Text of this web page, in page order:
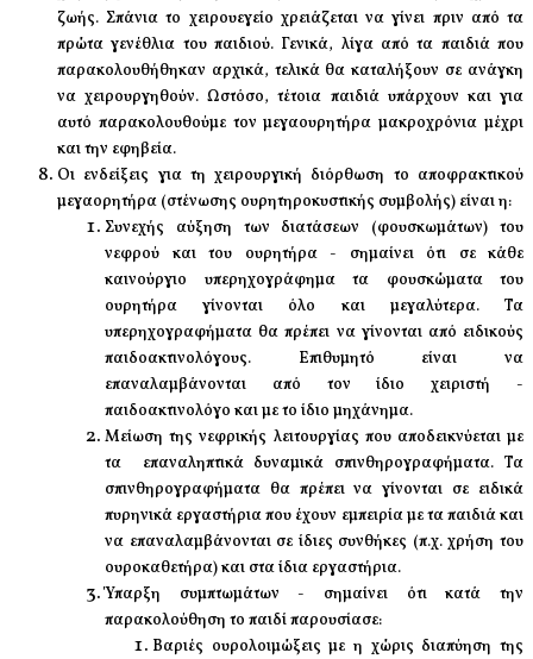
ζωής. Σπάνια το χειρουεγείο χρειάζεται να γίνει πριν από τα
πρώτα γενέθλια του παιδιού. Γενικά, λίγα από τα παιδιά που
παρακολουθήθηκαν αρχικά, τελικά θα καταλήξουν σε ανάγκη
να χειρουργηθούν. Ωστόσο, τέτοια παιδιά υπάρχουν και για
αυτό παρακολουθούμε τον μεγαουρητήρα μακροχρόνια μέχρι
και την εφηβεία.
Οι ενδείξεις για τη χειρουργική διόρθωση το αποφρακτικού
μεγαορητήρα (στένωσης ουρητηροκυστικής συμβολής) είναι η:
Συνεχής αύξηση των διατάσεων (φουσκωμάτων) του
νεφρού και του ουρητήρα - σημαίνει ότι σε κάθε
καινούργιο υπερηχογράφημα τα φουσκώματα του
ουρητήρα γίνονται όλο και μεγαλύτερα. Τα
υπερηχογραφήματα θα πρέπει να γίνονται από ειδικούς
παιδοακτινολόγους. Επιθυμητό είναι να
επαναλαμβάνονται από τον ίδιο χειριστή -
παιδοακτινολόγο και με το ίδιο μηχάνημα.
Μείωση της νεφρικής λειτουργίας που αποδεικνύεται με
τα επαναληπτικά δυναμικά σπινθηρογραφήματα. Τα
σπινθηρογραφήματα θα πρέπει να γίνονται σε ειδικά
πυρηνικά εργαστήρια που έχουν εμπειρία με τα παιδιά και
να επαναλαμβάνονται σε ίδιες συνθήκες (π.χ. χρήση του
ουροκαθετήρα) και στα ίδια εργαστήρια.
Ύπαρξη συμπτωμάτων - σημαίνει ότι κατά την
παρακολούθηση το παιδί παρουσίασε:
Βαριές ουρολοιμώξεις με η χώρις διαπύηση της